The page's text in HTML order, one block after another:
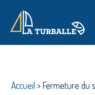
Accueil >Fermeture du